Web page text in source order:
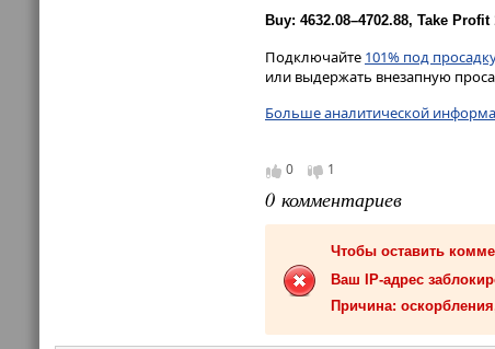
Buy: 4632.08–4702.88, Take
Подключайте 101% под
или выдержать внезапную
Больше аналитической
0 1
0 комментариев
Чтобы оставить
Ваш IP-адрес
Причина: